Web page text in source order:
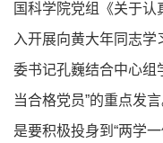
国科学院党组《关于
入开展向黄大年同志
委书记孔巍结合中心组
当合格党员”的重点发
是要积极投身到“两学